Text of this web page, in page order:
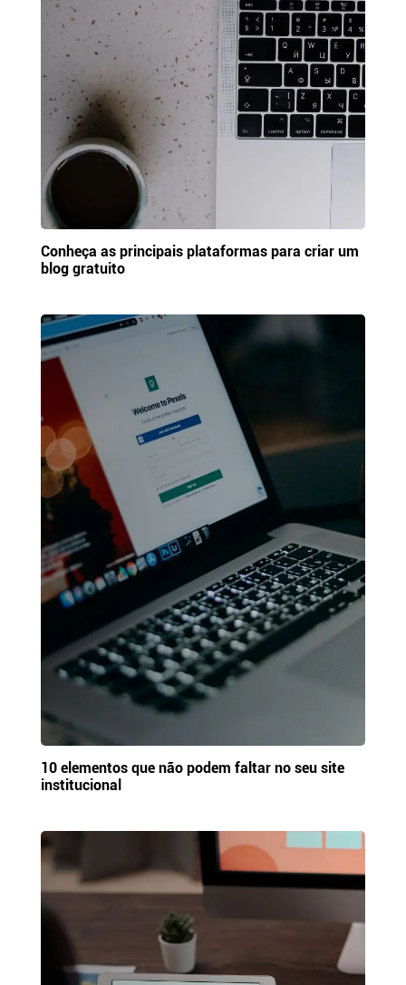
Conheça as principais plataformas para criar um
blog gratuito
10 elementos que não podem faltar no seu site
institucional